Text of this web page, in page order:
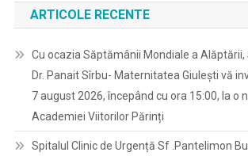
ARTICOLE RECENTE
Cu ocazia Săptămânii Mondiale a Alăptării,
Dr. Panait Sîrbu- Maternitatea Giulești vă
7 august 2026, începând cu ora 15:00, la o
Academiei Viitorilor Părinți
Spitalul Clinic de Urgență Sf .Pantelimon